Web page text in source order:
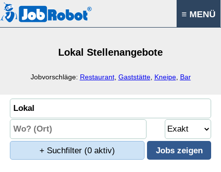
≡ MENÜ
Lokal Stellenangebote
Jobvorschläge: Restaurant, Gaststätte, Kneipe, Bar
+ Suchfilter (0 aktiv)